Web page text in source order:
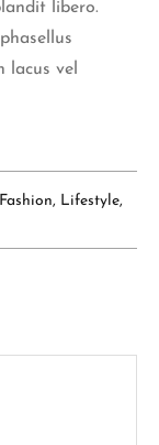
libero.
lacus vel
Fashion, Lifestyle,